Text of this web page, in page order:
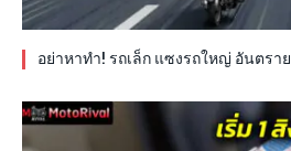
อย่าหาทำ! รถเล็ก แซงรถใหญ่ อันตรา